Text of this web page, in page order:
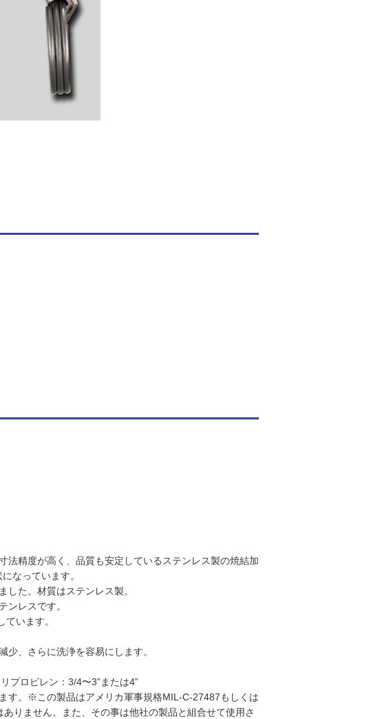
法精度が高く、品質も安定しているステンレス製の焼結加
なっています。
た。材質はステンレス製。
ンレスです。
います。
、さらに洗浄を容易にします。
プロピレン：3/4〜3”または4”
す。※この製品はアメリカ軍事規格MIL-C-27487もしくは
りません。また、その事は他社の製品と組合せて使用さ